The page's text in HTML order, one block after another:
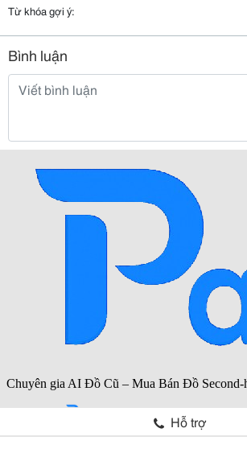
Từ khóa gợi ý:
Bình luận
Hỗ trợ